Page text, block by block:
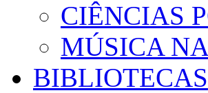
CIÊNCIAS
MÚSICA
BIBLIOTECAS